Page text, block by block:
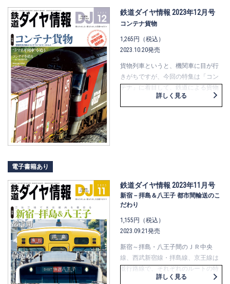
〔ウィング号〕などとともに詳解し
ます。
や使い方を解説するとともに、『み
さきまぐろきっぷ』を使い尽くす企
画も。さらに大師線と空港線は、開
業からの歴史や沿線の様子をレポー
トします。このほか、本誌監修アプ
リ『ＤＪ鉄道楽ナビ』で連載中の読
み切り漫画が出張掲載！ クスッと
鉄道ダイヤ情報 2023年12月号
コンテナ貨物
1,265円（税込）
2023.10.20発売
貨物列車というと、機関車に目が行
きがちですが、今回の特集は「コン
テナ」に着目して、鉄道による貨物
輸送を取り上げます。
石北本線でおなじみ“タマネギ列
た。
そして「そもそもコンテナってどう
やって造ってるの？」という疑問か
ら、知られざる製造過程を、総合車
両製作所和歌山事業所におじゃまし
貨物列車ファン愛用『貨物列車時刻
表』を発行する鉄道貨物協会につい
て、その役割や取組みを取材しまし
詳しく見る
電子書籍あり
鉄道ダイヤ情報 2023年11月号
新宿－拝島＆八王子 都市間輸送のこ
だわり
1,155円（税込）
2023.09.21発売
新宿～拝島・八王子間のＪＲ中央
線、西武新宿線・拝島線、京王線は
並行路線で、それぞれのルートの特
徴や地形、線形がどのようになって
詳しく見る